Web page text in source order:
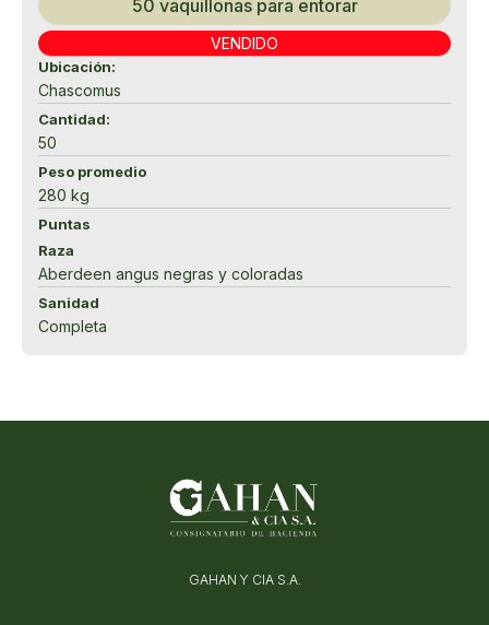
50 vaquillonas para entorar
VENDIDO
Ubicación:
Chascomus
Cantidad:
50
Peso promedio
280 kg
Puntas
Raza
Aberdeen angus negras y coloradas
Sanidad
Completa
GAHAN Y CIA S.A.